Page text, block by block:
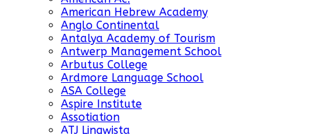
American Hebrew Academy
Anglo Continental
Antalya Academy of Tourism
Antwerp Management School
Arbutus College
Ardmore Language School
ASA College
Aspire Institute
Assotiation
ATJ Lingwista